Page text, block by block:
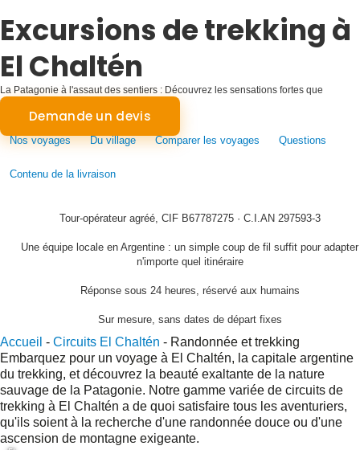
Excursions de trekking à
El Chaltén
La Patagonie à l'assaut des sentiers : Découvrez les sensations fortes que
procurent les randonnées à El Chaltén
Demande un devis
Nos voyages Du village Comparer les voyages Questions
Contenu de la livraison
Tour-opérateur agréé, CIF B67787275 · C.I.AN 297593-3
Une équipe locale en Argentine : un simple coup de fil suffit pour adapter
n'importe quel itinéraire
Réponse sous 24 heures, réservé aux humains
Sur mesure, sans dates de départ fixes
Accueil - Circuits El Chaltén - Randonnée et trekking
Embarquez pour un voyage à El Chaltén, la capitale argentine
du trekking, et découvrez la beauté exaltante de la nature
sauvage de la Patagonie. Notre gamme variée de circuits de
trekking à El Chaltén a de quoi satisfaire tous les aventuriers,
qu'ils soient à la recherche d'une randonnée douce ou d'une
ascension de montagne exigeante.